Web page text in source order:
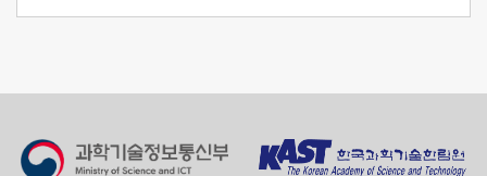
장기려 박사를 꼭 기억해주세요."